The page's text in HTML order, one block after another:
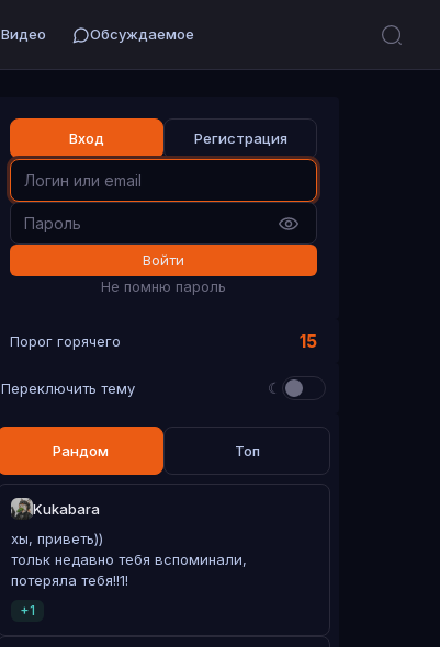
Видео Обсуждаемое
Вход Регистрация
Войти
Не помню пароль
Порог горячего 15
Переключить тему ☾
Рандом Топ
Kukabara
хы, приветь))
тольк недавно тебя вспоминали,
потеряла тебя!!1!
+1